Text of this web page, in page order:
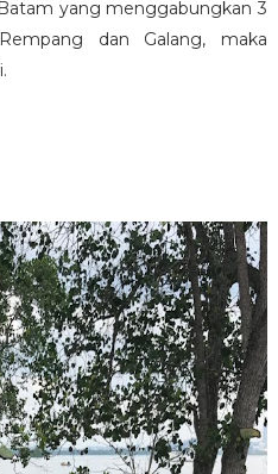
yang menggabungkan 3
dan Galang, maka